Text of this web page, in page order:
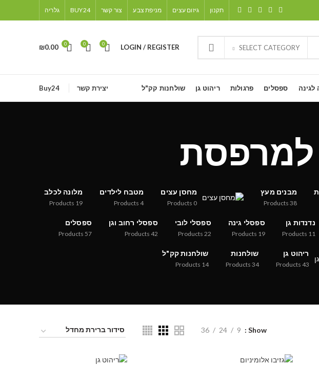
תקנון גיזום עצים מניפת צבע צור קשר BUY24 גלריה
SELECT CATEGORY
LOGIN / REGISTER
0
0
0
₪0.00
לגינה ספסלים פרגולות ריהוט גן שולחנות קק"ל יצירת קשר Buy24
למרפסת
מבנים מעץ
38
Products
מחסן עצים
0
Products
מטבח לילדים
4
Products
מלונה לכלב
19
Products
נדנדות גן
11
Products
ספסלי גינה
19
Products
ספסלי לובי
22
Products
ספסלי רחוב וגן
42
Products
ספסלים
57
Products
ריהוט גן
43
Products
שולחנות
34
Products
שולחנות קק"ל
14
Products
Show
9
24
36